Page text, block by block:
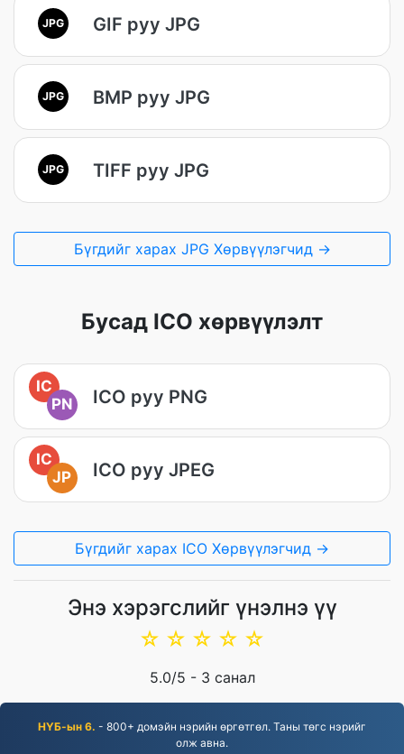
JPG GIF руу JPG
JPG BMP руу JPG
JPG TIFF руу JPG
Бүгдийг харах JPG Хөрвүүлэгчид →
Бусад ICO хөрвүүлэлт
IC
PN
ICO руу PNG
IC
JP
ICO руу JPEG
Бүгдийг харах ICO Хөрвүүлэгчид →
Энэ хэрэгслийг үнэлнэ үү
☆
☆
☆
☆
☆
5.0/5 - 3 санал
НҮБ-ын 6. - 800+ домэйн нэрийн өргөтгөл. Таны төгс нэрийг
олж авна.